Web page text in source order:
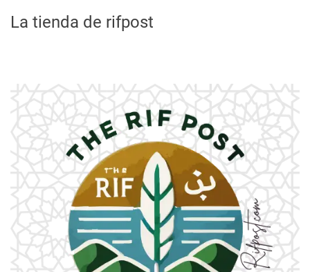
La tienda de rifpost